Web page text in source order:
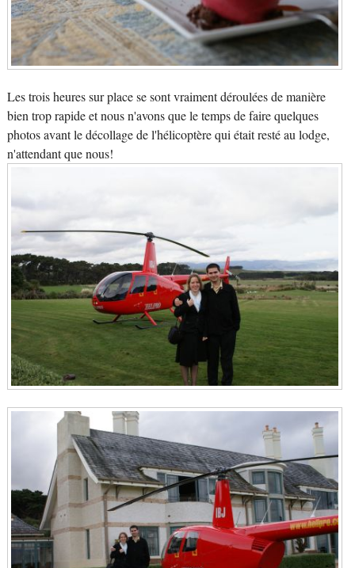
Les trois heures sur place se sont vraiment déroulées de manière
bien trop rapide et nous n'avons que le temps de faire quelques
photos avant le décollage de l'hélicoptère qui était resté au lodge,
n'attendant que nous!